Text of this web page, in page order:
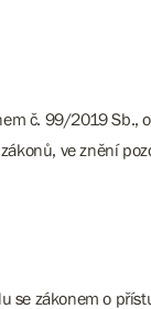
č. 99/2019
ve znění
se zákonem o